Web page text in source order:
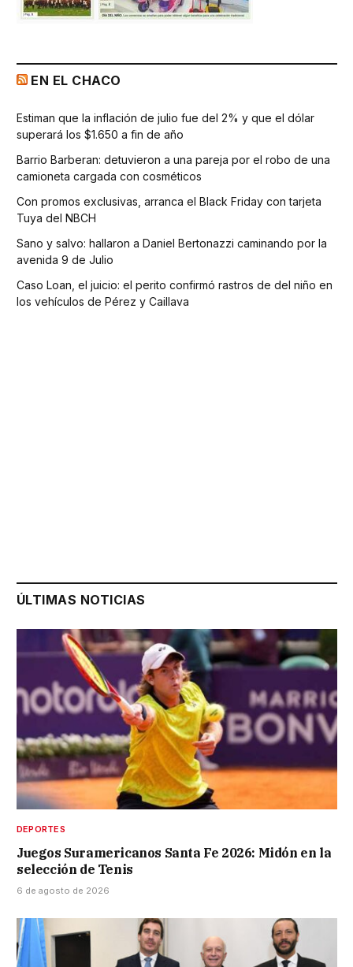
EN EL CHACO
Estiman que la inflación de julio fue del 2% y que el dólar
superará los $1.650 a fin de año
Barrio Barberan: detuvieron a una pareja por el robo de una
camioneta cargada con cosméticos
Con promos exclusivas, arranca el Black Friday con tarjeta
Tuya del NBCH
Sano y salvo: hallaron a Daniel Bertonazzi caminando por la
avenida 9 de Julio
Caso Loan, el juicio: el perito confirmó rastros de del niño en
los vehículos de Pérez y Caillava
ÚLTIMAS NOTICIAS
DEPORTES
Juegos Suramericanos Santa Fe 2026: Midón en la
selección de Tenis
6 de agosto de 2026